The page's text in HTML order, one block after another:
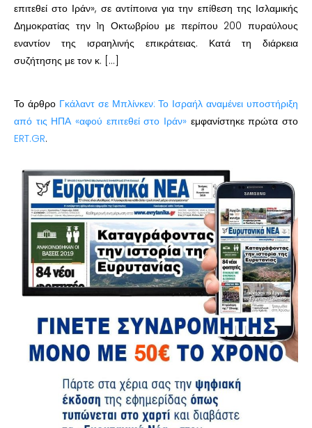
επιτεθεί στο Ιράν», σε αντίποινα για την επίθεση της Ισλαμικής
Δημοκρατίας την 1η Οκτωβρίου με περίπου 200 πυραύλους
εναντίον της ισραηλινής επικράτειας. Κατά τη διάρκεια
συζήτησης με τον κ. […]
Το άρθρο Γκάλαντ σε Μπλίνκεν: Το Ισραήλ αναμένει υποστήριξη
από τις ΗΠΑ «αφού επιτεθεί στο Ιράν» εμφανίστηκε πρώτα στο
ERT.GR.